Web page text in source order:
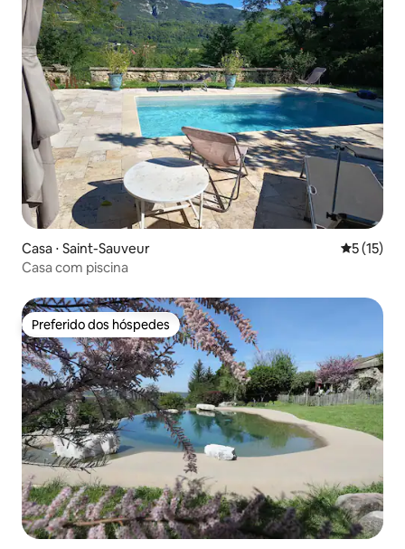
Casa ⋅ Saint-Sauveur 5 de uma
5 (15)
Casa com piscina
Preferido dos hóspedes
Preferido dos hóspedes